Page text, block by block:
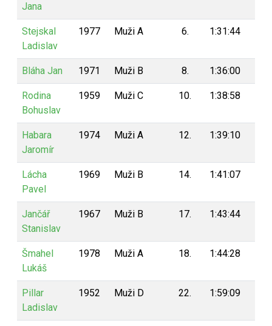
Jana
Stejskal
Ladislav
1977 Muži A 6. 1:31:44
Bláha Jan 1971 Muži B 8. 1:36:00
Rodina
Bohuslav
1959 Muži C 10. 1:38:58
Habara
Jaromír
1974 Muži A 12. 1:39:10
Lácha
Pavel
1969 Muži B 14. 1:41:07
Jančář
Stanislav
1967 Muži B 17. 1:43:44
Šmahel
Lukáš
1978 Muži A 18. 1:44:28
Pillar
Ladislav
1952 Muži D 22. 1:59:09